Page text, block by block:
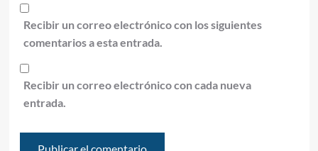
Recibir un correo electrónico con los siguientes
comentarios a esta entrada.
Recibir un correo electrónico con cada nueva
entrada.